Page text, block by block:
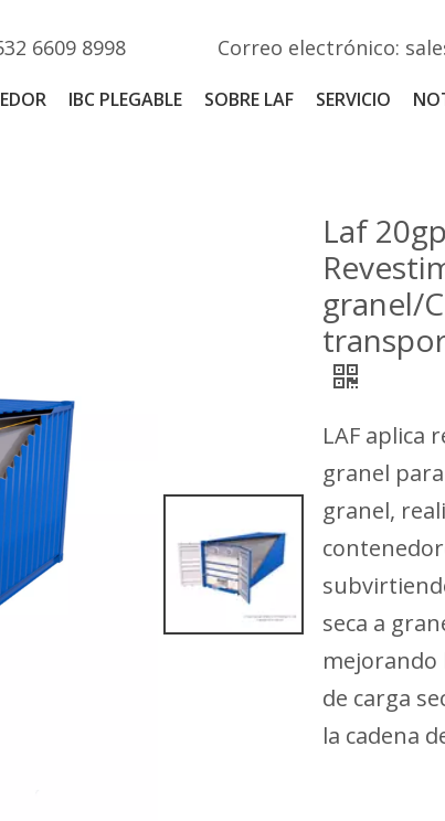
6609 8998 Correo electrónico:
IBC PLEGABLE SOBRE LAF SERVICIO
Laf
granel/
LAF aplica
granel
granel,
seca a
mejorando
de carga
la cadena